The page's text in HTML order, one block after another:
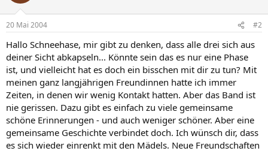
20 Mai 2004 #2
Hallo Schneehase, mir gibt zu denken, dass alle drei sich aus
deiner Sicht abkapseln... Könnte sein das es nur eine Phase
ist, und vielleicht hat es doch ein bisschen mit dir zu tun? Mit
meinen ganz langjährigen Freundinnen hatte ich immer
Zeiten, in denen wir wenig Kontakt hatten. Aber das Band ist
nie gerissen. Dazu gibt es einfach zu viele gemeinsame
schöne Erinnerungen - und auch weniger schöner. Aber eine
gemeinsame Geschichte verbindet doch. Ich wünsch dir, dass
es sich wieder einrenkt mit den Mädels. Neue Freundschaften